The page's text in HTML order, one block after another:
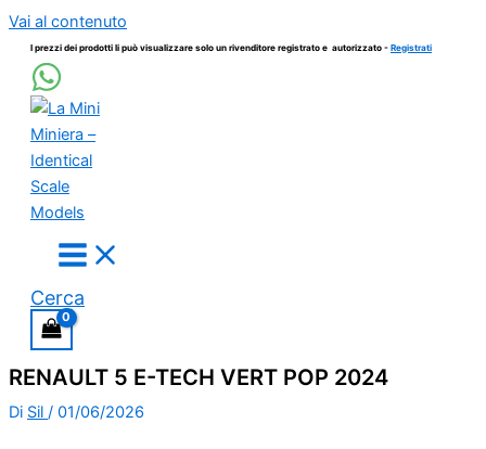
Vai al contenuto
I prezzi dei prodotti li può visualizzare solo un rivenditore registrato e autorizzato - Registrati
Cerca
RENAULT 5 E-TECH VERT POP 2024
Di Sil / 01/06/2026